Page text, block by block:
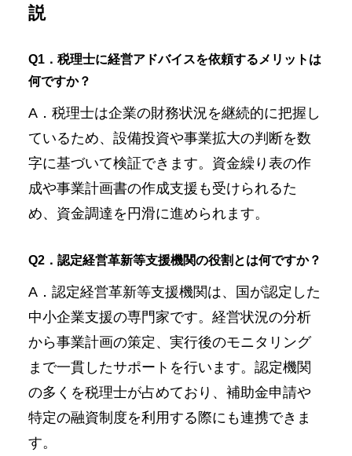
説
Q1．税理士に経営アドバイスを依頼するメリットは
何ですか？
A．税理士は企業の財務状況を継続的に把握し
ているため、設備投資や事業拡大の判断を数
字に基づいて検証できます。資金繰り表の作
成や事業計画書の作成支援も受けられるた
め、資金調達を円滑に進められます。
Q2．認定経営革新等支援機関の役割とは何ですか？
A．認定経営革新等支援機関は、国が認定した
中小企業支援の専門家です。経営状況の分析
から事業計画の策定、実行後のモニタリング
まで一貫したサポートを行います。認定機関
の多くを税理士が占めており、補助金申請や
特定の融資制度を利用する際にも連携できま
す。